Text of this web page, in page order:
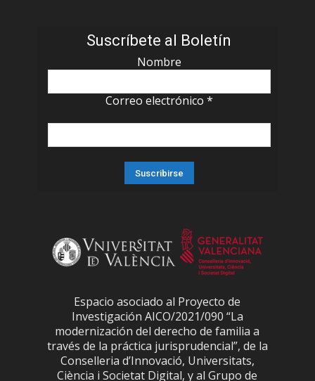
Suscríbete al Boletín
Nombre
Correo electrónico *
Espacio asociado al Proyecto de
Investigación AICO/2021/090 “La
modernización del derecho de familia a
través de la práctica jurisprudencial”, de la
Conselleria d’Innovació, Universitats,
Ciència i Societat Digital, y al Grupo de